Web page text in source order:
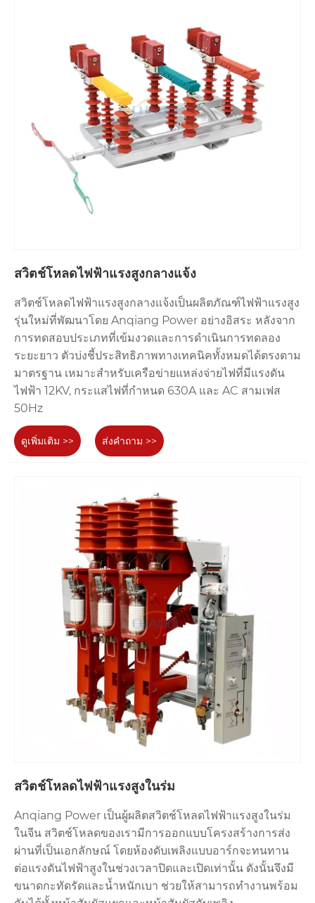
สวิตช์แบ่งโหลด SF6 ที่
ติดตั้งบนเสากลางแจ้ง
สวิตช์โหลด SF6 ใน
อาคาร
สวิตช์โหลดชนิด FZN สวิตช์โหลดชนิด FZW
คำแนะนำการเลือกผลิตภัณฑ์
ชื่อ สวิตช์โหลด
เบรกเกอร์วงจรไฟฟ้า
แรงสูง
ฟังก์ชั่น
หลัก
โหลด การแยก
วงจร
แรงสูง
ของตัวเอง
ขนาดกะทัดรัด
มีขนาดค่อนข้างใหญ่
การป้องกัน
หม้อแปลงไฟฟ้า
วงจรย่อย
ตัวป้อนขาออกของ
สถานีย่อยและการ
ป้องกันบัสบาร์
บริการและความมุ่งมั่น
อันเชียง พาวเวอร์ นำเสนอผลิตภัณฑ์สวิตช์โหลดครบวงจร
และให้คำแนะนำผลิตภัณฑ์และคำแนะนำในการซื้อแก่
ลูกค้า เรายังให้ข้อผูกพันในการให้บริการดังต่อไปนี้:
1. เราขอแนะนำสวิตช์โหลดที่เหมาะสมและการกำหนดค่า
ฟิวส์ที่ตรงกันตามสถานการณ์การใช้งาน
2.Anqiang Power ให้คำแนะนำการติดตั้งที่ครอบคลุม
อบรมการดำเนินงานผลิตภัณฑ์
3. เรารักษาสต็อกสินค้าที่ได้มาตรฐานให้เพียงพอสำหรับการ
จัดส่งที่รวดเร็ว เร่งการดำเนินโครงการโรงไฟฟ้าให้แล้ว
เสร็จ
สวิตช์โหลดไฟฟ้าแรงสูงกลางแจ้ง
สวิตช์โหลดไฟฟ้าแรงสูงกลางแจ้งเป็นผลิตภัณฑ์ไฟฟ้าแรงสูง
รุ่นใหม่ที่พัฒนาโดย Anqiang Power อย่างอิสระ หลังจาก
การทดสอบประเภทที่เข้มงวดและการดำเนินการทดลอง
ระยะยาว ตัวบ่งชี้ประสิทธิภาพทางเทคนิคทั้งหมดได้ตรงตาม
มาตรฐาน เหมาะสำหรับเครือข่ายแหล่งจ่ายไฟที่มีแรงดัน
ไฟฟ้า 12KV, กระแสไฟที่กำหนด 630A และ AC สามเฟส
50Hz
ดูเพิ่มเติม >> ส่งคำถาม >>
สวิตช์โหลดไฟฟ้าแรงสูงในร่ม
Anqiang Power เป็นผู้ผลิตสวิตช์โหลดไฟฟ้าแรงสูงในร่ม
ในจีน สวิตช์โหลดของเรามีการออกแบบโครงสร้างการส่ง
ผ่านที่เป็นเอกลักษณ์ โดยห้องดับเพลิงแบบอาร์กจะทนทาน
ต่อแรงดันไฟฟ้าสูงในช่วงเวลาปิดและเปิดเท่านั้น ดังนั้นจึงมี
ขนาดกะทัดรัดและน้ำหนักเบา ช่วยให้สามารถทำงานพร้อม